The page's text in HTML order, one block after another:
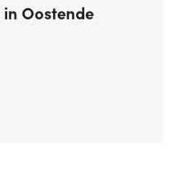
in Oostende